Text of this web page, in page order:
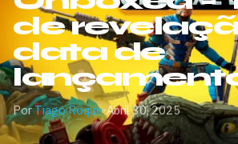
de
data de
PorTiago Roque·Abril 30, 2025